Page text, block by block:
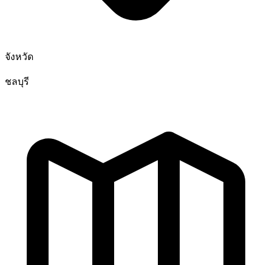
จังหวัด
ชลบุรี